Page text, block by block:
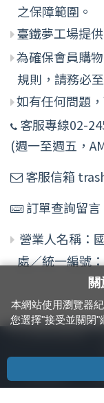
之保障範圍。
臺鐵夢工場提
為確保會員購
規則，請務必
如有任何問題
客服專線02-
(週一至週五，
客服信箱
訂單查詢留言
營業人名稱：
處／統一編號
24小時緊急通報電話：
本網站使用瀏覽器
您選擇"接受並關閉"